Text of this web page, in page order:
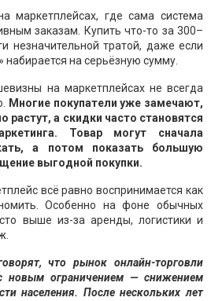
маркетплейсах, где сама система
заказам. Купить что-то за 300–
незначительной тратой, даже если
набирается на серьёзную сумму.
на маркетплейсах не всегда
Многие покупатели уже замечают,
растут, а скидки часто становятся
Товар могут сначала
а потом показать большую
выгодной покупки.
всё равно воспринимается как
Особенно на фоне обычных
выше из-за аренды, логистики и
что рынок онлайн-торговли
новым ограничением — снижением
населения. После нескольких лет